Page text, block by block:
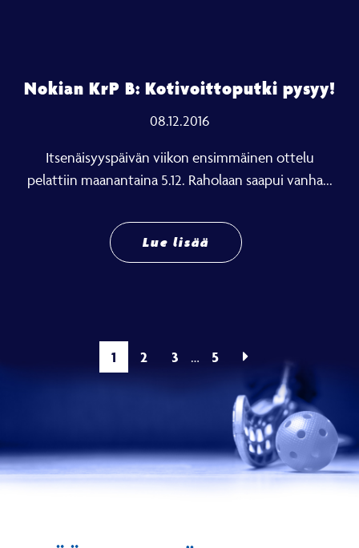
Nokian KrP B: Kotivoittoputki pysyy!
08.12.2016
Itsenäisyyspäivän viikon ensimmäinen ottelu
pelattiin maanantaina 5.12. Raholaan saapui vanha...
Lue lisää
1 2 3 … 5